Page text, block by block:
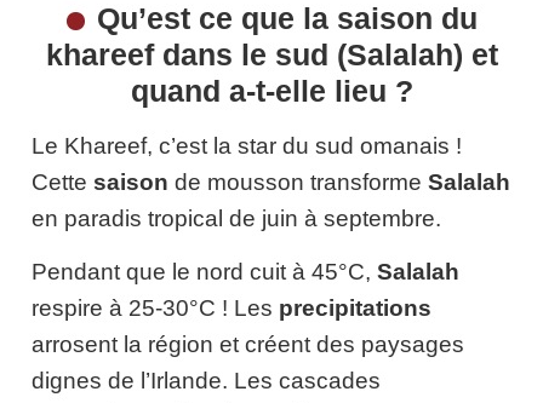
Qu’est ce que la saison du
khareef dans le sud (Salalah) et
quand a‑t‑elle lieu ?
Le Khareef, c’est la star du sud omanais !
Cette saison de mousson transforme Salalah
en paradis tropical de juin à septembre.
Pendant que le nord cuit à 45°C, Salalah
respire à 25-30°C ! Les precipitations
arrosent la région et créent des paysages
dignes de l’Irlande. Les cascades